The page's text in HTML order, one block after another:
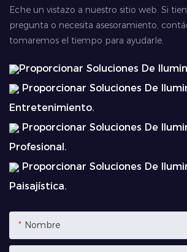
Eche un vistazo a nuestro sitio web. Si
pregunta o necesita asesoramiento,
tomaremos el tiempo para ayudarle.
Proporcionar Soluciones De
Proporcionar Soluciones De
Entretenimiento.
Proporcionar Soluciones De
Profesional.
Proporcionar Soluciones De
Paisajística.
Nombre